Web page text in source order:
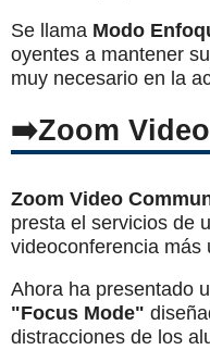
Se llama Modo
oyentes a mantener
muy necesario en la
Zoom
Zoom Video
presta el servicios de
videoconferencia más
Ahora ha presentado
"Focus Mode"
distracciones de los